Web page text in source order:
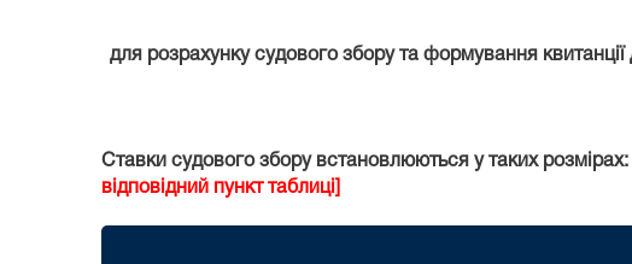
для розрахунку судового збору та формування квитанції
Ставки судового збору встановлюються у таких розмірах:
відповідний пункт таблиці]